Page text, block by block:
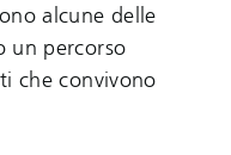
alcune delle
un percorso
che convivono